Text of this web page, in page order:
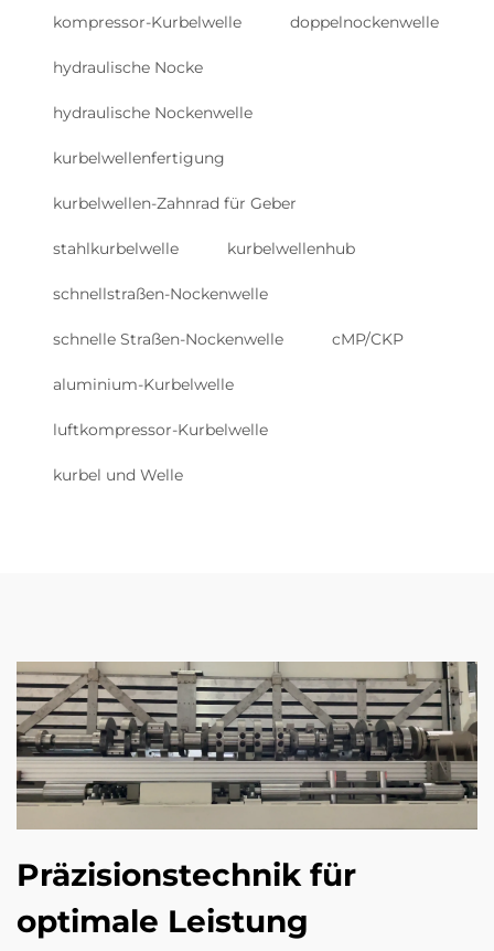
kompressor-Kurbelwelle doppelnockenwelle
hydraulische Nocke
hydraulische Nockenwelle
kurbelwellenfertigung
kurbelwellen-Zahnrad für Geber
stahlkurbelwelle kurbelwellenhub
schnellstraßen-Nockenwelle
schnelle Straßen-Nockenwelle cMP/CKP
aluminium-Kurbelwelle
luftkompressor-Kurbelwelle
kurbel und Welle
Präzisionstechnik für
optimale Leistung